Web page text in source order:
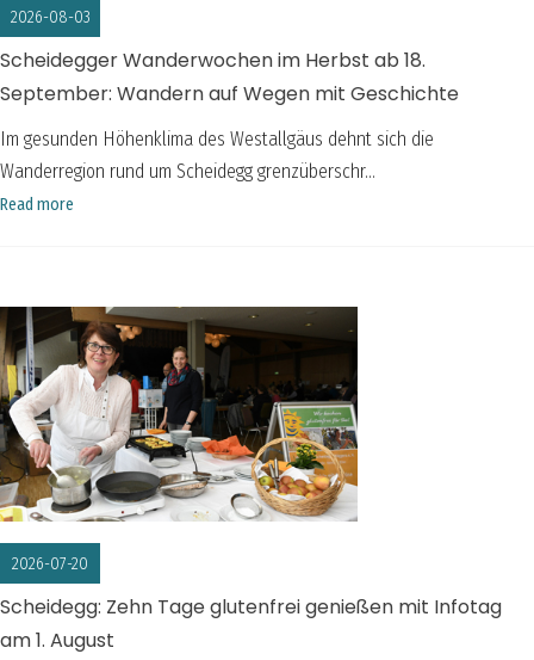
Scheidegger Wanderwochen im Herbst ab 18.
September: Wandern auf Wegen mit Geschichte
2026-08-03
Im gesunden Höhenklima des Westallgäus dehnt sich die
Wanderregion rund um Scheidegg grenzüberschr...
Read more
Scheidegg: Zehn Tage glutenfrei genießen mit Infotag
am 1. August
2026-07-20